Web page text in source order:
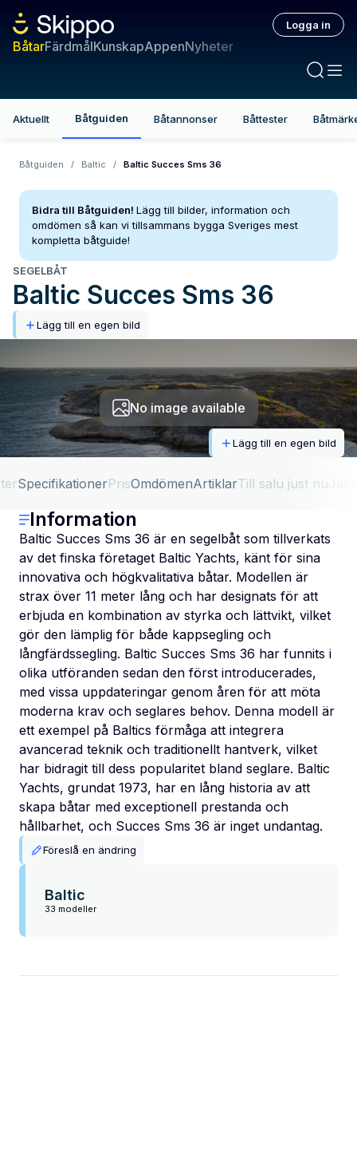
BåtarFärdmålKunskapAppenNyheter
Logga in
Aktuellt Båtguiden Båtannonser Båttester
Båtguiden / Baltic / Baltic Succes Sms 36
Bidra till Båtguiden! Lägg till bilder, information och
omdömen så kan vi tillsammans bygga Sveriges mest
kompletta båtguide!
SEGELBÅT
Baltic Succes Sms 36
Lägg till en egen bild
No image available
Lägg till en egen bild
SpecifikationerPrisOmdömenArtiklarTill salu just nu
Information
Baltic Succes Sms 36 är en segelbåt som tillverkats
av det finska företaget Baltic Yachts, känt för sina
innovativa och högkvalitativa båtar. Modellen är
strax över 11 meter lång och har designats för att
erbjuda en kombination av styrka och lättvikt, vilket
gör den lämplig för både kappsegling och
långfärdssegling. Baltic Succes Sms 36 har funnits i
olika utföranden sedan den först introducerades,
med vissa uppdateringar genom åren för att möta
moderna krav och seglares behov. Denna modell är
ett exempel på Baltics förmåga att integrera
avancerad teknik och traditionellt hantverk, vilket
har bidragit till dess popularitet bland seglare. Baltic
Yachts, grundat 1973, har en lång historia av att
skapa båtar med exceptionell prestanda och
hållbarhet, och Succes Sms 36 är inget undantag.
Föreslå en ändring
Baltic
33 modeller